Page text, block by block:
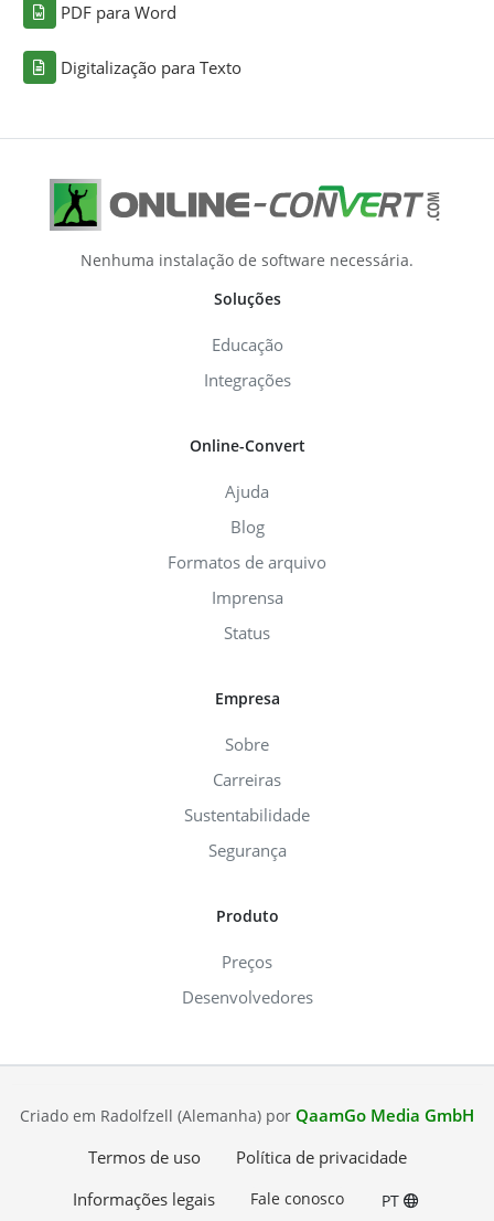
PDF para Word
Digitalização para Texto
Nenhuma instalação de software necessária.
Soluções
Educação
Integrações
Online-Convert
Ajuda
Blog
Formatos de arquivo
Imprensa
Status
Empresa
Sobre
Carreiras
Sustentabilidade
Segurança
Produto
Preços
Desenvolvedores
Criado em Radolfzell (Alemanha) por QaamGo Media GmbH
Termos de uso
Política de privacidade
Informações legais
Fale conosco PT